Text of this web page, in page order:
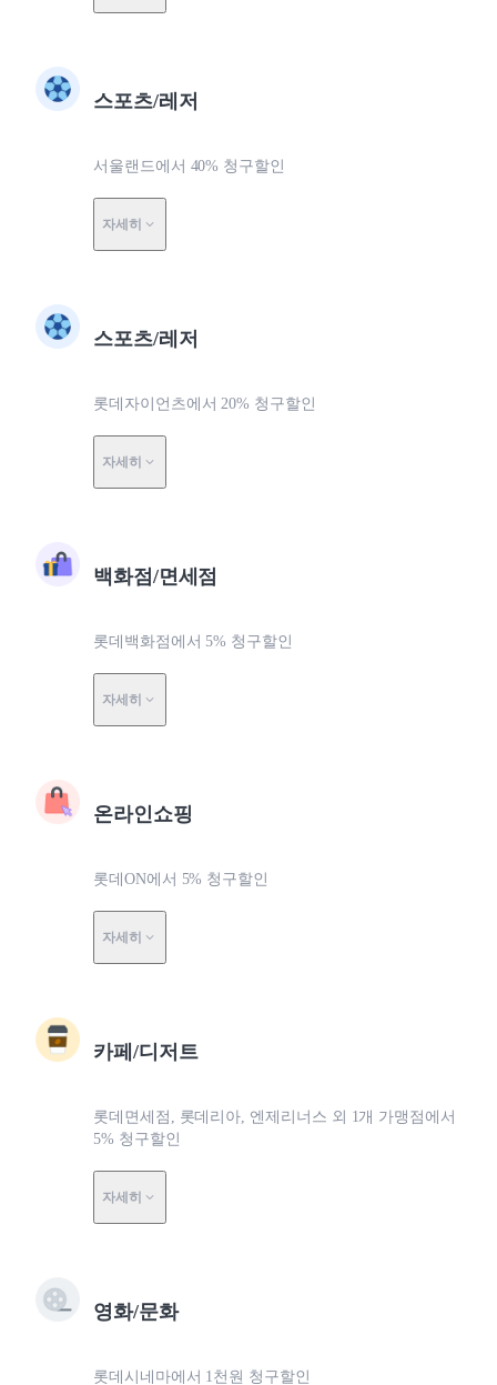
스포츠/레저
서울랜드에서 40% 청구할인
자세히
스포츠/레저
롯데자이언츠에서 20% 청구할인
자세히
백화점/면세점
롯데백화점에서 5% 청구할인
자세히
온라인쇼핑
롯데ON에서 5% 청구할인
자세히
카페/디저트
롯데면세점, 롯데리아, 엔제리너스 외 1개 가맹점에서
5% 청구할인
자세히
영화/문화
롯데시네마에서 1천원 청구할인